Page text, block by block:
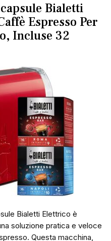
Bialetti
Espresso Per
Incluse 32
Bialetti Elettrico è
soluzione pratica e veloce
Questa macchina,